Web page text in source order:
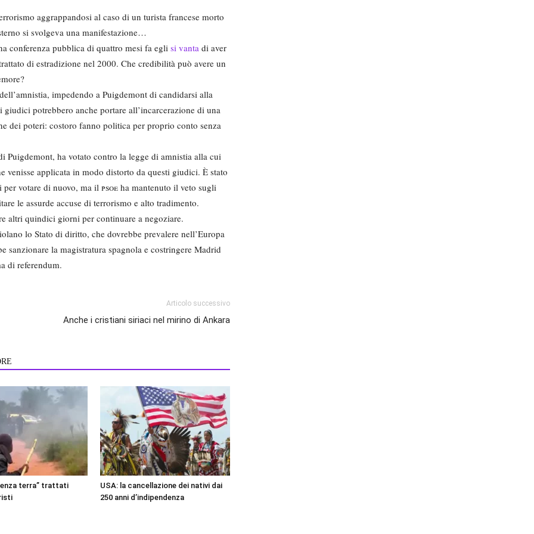
aggrappandosi al caso di un turista francese morto
si svolgeva una manifestazione…
conferenza pubblica di quattro mesi fa egli si vanta di aver
di estradizione nel 2000. Che credibilità può avere un
impedendo a Puigdemont di candidarsi alla
potrebbero anche portare all’incarcerazione di una
dei poteri: costoro fanno politica per proprio conto senza
Puigdemont, ha votato contro la legge di amnistia alla cui
venisse applicata in modo distorto da questi giudici. È stato
votare di nuovo, ma il psoe ha mantenuto il veto sugli
le assurde accuse di terrorismo e alto tradimento.
altri quindici giorni per continuare a negoziare.
lo Stato di diritto, che dovrebbe prevalere nell’Europa
sanzionare la magistratura spagnola e costringere Madrid
di referendum.
Articolo successivo
Anche i cristiani siriaci nel mirino di Ankara
terra” trattati
USA: la cancellazione dei nativi dai
250 anni d’indipendenza